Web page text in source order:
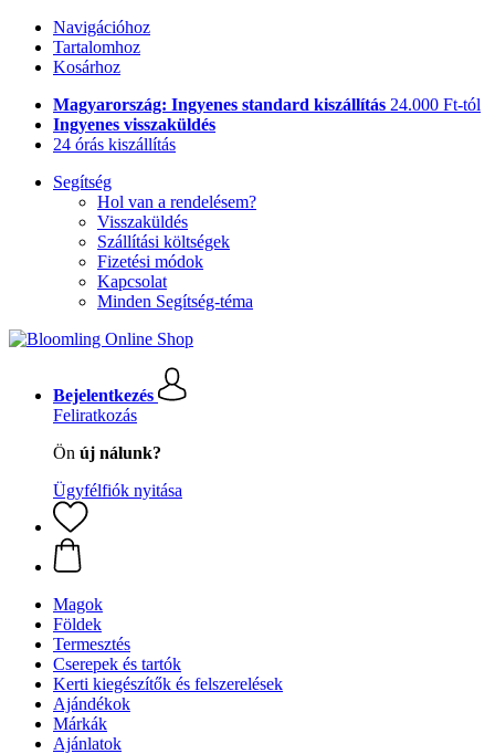
Navigációhoz
Tartalomhoz
Kosárhoz
Magyarország: Ingyenes standard kiszállítás 24.000 Ft-tól
Ingyenes visszaküldés
24 órás kiszállítás
Segítség
Hol van a rendelésem?
Visszaküldés
Szállítási költségek
Fizetési módok
Kapcsolat
Minden Segítség-téma
Bejelentkezés
Feliratkozás
Ön új nálunk?
Ügyfélfiók nyitása
Magok
Földek
Termesztés
Cserepek és tartók
Kerti kiegészítők és felszerelések
Ajándékok
Márkák
Ajánlatok